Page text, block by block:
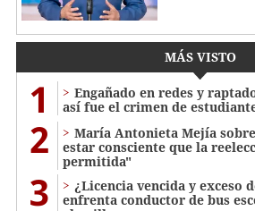
MÁS VISTO
1
Engañado en redes y
así fue el crimen de
2
María Antonieta Mejía
estar consciente que la
permitida"
3
¿Licencia vencida y exceso
enfrenta conductor de bus